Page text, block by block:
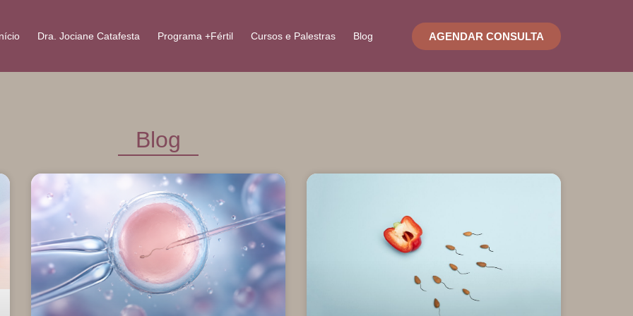
Dra. Jociane Catafesta Programa +Fértil Cursos e Palestras Blog AGENDAR CONSULTA
Blog